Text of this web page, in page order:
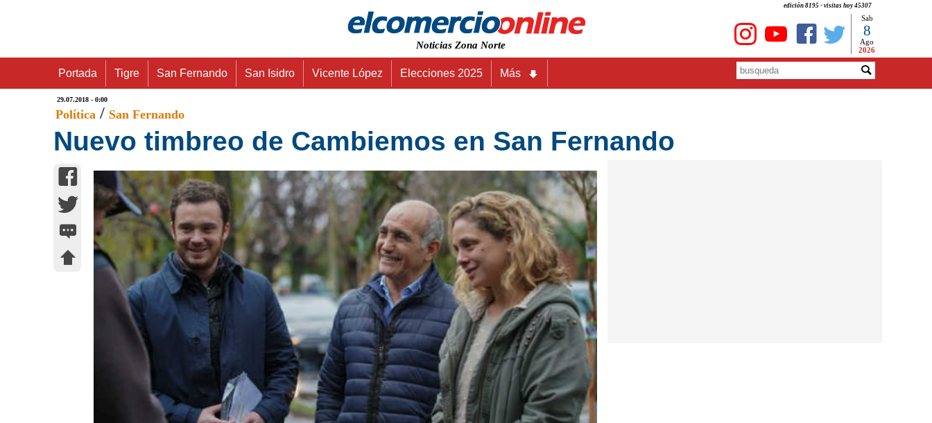
edición 8195 - visitas hoy 45307
Noticias Zona Norte
Sab
8
Ago
2026
Portada Tigre San Fernando San Isidro Vicente López Elecciones 2025 Más
29.07.2018 - 0:00
Política / San Fernando
Nuevo timbreo de Cambiemos en San Fernando